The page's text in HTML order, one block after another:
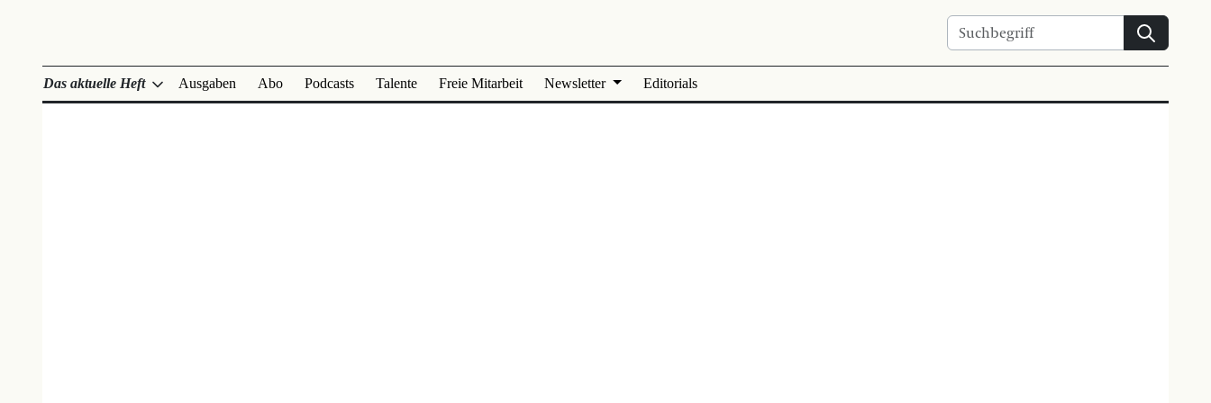
Suchen
Das aktuelle Heft Ausgaben Abo Podcasts Talente Freie Mitarbeit Newsletter Editorials